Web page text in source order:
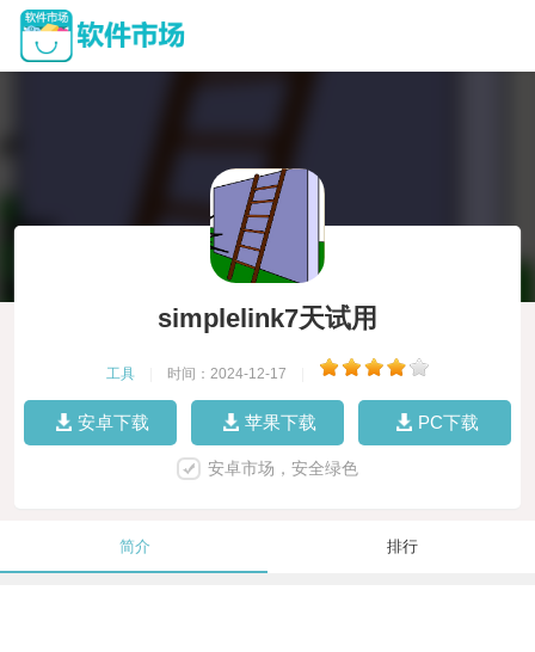
simplelink7天试用
工具 时间：2024-12-17
安卓下载 苹果下载 PC下载
安卓市场，安全绿色
简介 排行